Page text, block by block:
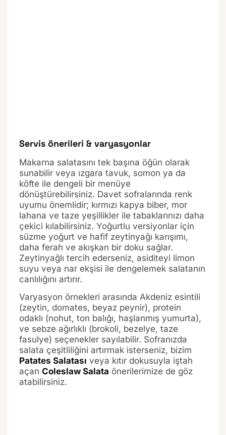
Servis önerileri & varyasyonlar
Makarna salatasını tek başına öğün olarak
sunabilir veya ızgara tavuk, somon ya da
köfte ile dengeli bir menüye
dönüştürebilirsiniz. Davet sofralarında renk
uyumu önemlidir; kırmızı kapya biber, mor
lahana ve taze yeşillikler ile tabaklarınızı daha
çekici kılabilirsiniz. Yoğurtlu versiyonlar için
süzme yoğurt ve hafif zeytinyağı karışımı,
daha ferah ve akışkan bir doku sağlar.
Zeytinyağlı tercih ederseniz, asiditeyi limon
suyu veya nar ekşisi ile dengelemek salatanın
canlılığını artırır.
Varyasyon örnekleri arasında Akdeniz esintili
(zeytin, domates, beyaz peynir), protein
odaklı (nohut, ton balığı, haşlanmış yumurta),
ve sebze ağırlıklı (brokoli, bezelye, taze
fasulye) seçenekler sayılabilir. Sofranızda
salata çeşitliliğini artırmak isterseniz, bizim
Patates Salatası veya kıtır dokusuyla iştah
açan Coleslaw Salata önerilerimize de göz
atabilirsiniz.